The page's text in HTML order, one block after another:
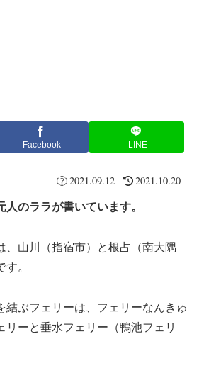
Facebook LINE
2021.09.12 2021.10.20
のララが書いています。
、山川（指宿市）と根占（南大隅
。
結ぶフェリーは、フェリーなんきゅ
リーと垂水フェリー（鴨池フェリ